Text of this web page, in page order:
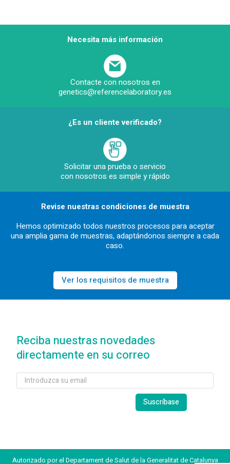
Necesita más información
Contacte con nosotros en
genetics@referencelaboratory.es
¿Es un cliente verificado?
Solicitar una prueba o servicio
con nosotros es simple y rápido
Revise nuestras condiciones de muestra
Hemos optimizado todos nuestros procesos para aceptar
una amplia gama de muestras, adaptándonos siempre a cada
caso.
Ver los requisitos de muestra
Reciba nuestras novedades
directamente en su correo
Autorizado por el Departament de Salut de la Generalitat de Catalunya